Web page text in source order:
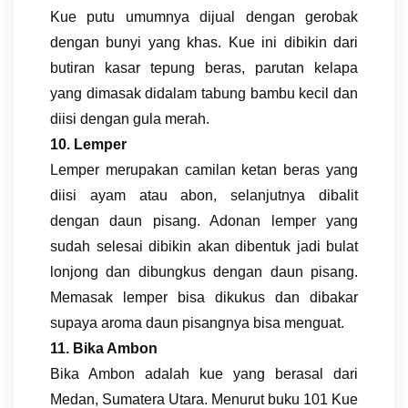
Kue putu umumnya dijual dengan gerobak
dengan bunyi yang khas. Kue ini dibikin dari
butiran kasar tepung beras, parutan kelapa
yang dimasak didalam tabung bambu kecil dan
diisi dengan gula merah.
10. Lemper
Lemper merupakan camilan ketan beras yang
diisi ayam atau abon, selanjutnya dibalit
dengan daun pisang. Adonan lemper yang
sudah selesai dibikin akan dibentuk jadi bulat
lonjong dan dibungkus dengan daun pisang.
Memasak lemper bisa dikukus dan dibakar
supaya aroma daun pisangnya bisa menguat.
11. Bika Ambon
Bika Ambon adalah kue yang berasal dari
Medan, Sumatera Utara. Menurut buku 101 Kue